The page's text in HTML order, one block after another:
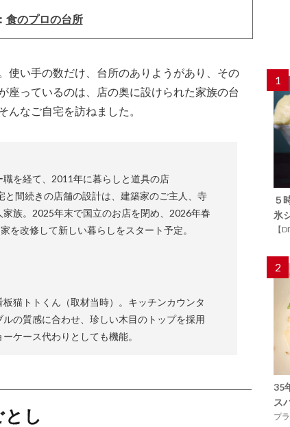
食のプロの台所
使い手の数だけ、台所のありようがあり、その
座っているのは、店の奥に設けられた家族の台
んなご自宅を訪ねました。
を経て、2011年に暮らしと道具の店
と間続きの店舗の設計は、建築家のご主人、寺
族。2025年末で国立のお店を閉め、2026年春
を改修して新しい暮らしをスタート予定。
猫トトくん（取材当時）。キッチンカウンタ
の質感に合わせ、珍しい木目のトップを採用
ケース代わりとしても機能。
し
1
５
氷
【
2
35
ス
プ